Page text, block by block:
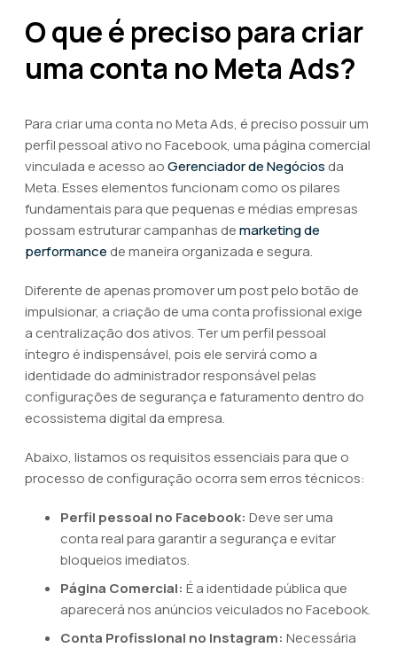
O que é preciso para criar
uma conta no Meta Ads?
Para criar uma conta no Meta Ads, é preciso possuir um
perfil pessoal ativo no Facebook, uma página comercial
vinculada e acesso aoGerenciador de Negócios da
Meta. Esses elementos funcionam como os pilares
fundamentais para que pequenas e médias empresas
possam estruturar campanhas demarketing de
performance de maneira organizada e segura.
Diferente de apenas promover um post pelo botão de
impulsionar, a criação de uma conta profissional exige
a centralização dos ativos. Ter um perfil pessoal
íntegro é indispensável, pois ele servirá como a
identidade do administrador responsável pelas
configurações de segurança e faturamento dentro do
ecossistema digital da empresa.
Abaixo, listamos os requisitos essenciais para que o
processo de configuração ocorra sem erros técnicos:
Perfil pessoal no Facebook: Deve ser uma
conta real para garantir a segurança e evitar
bloqueios imediatos.
Página Comercial: É a identidade pública que
aparecerá nos anúncios veiculados no Facebook.
Conta Profissional no Instagram: Necessária